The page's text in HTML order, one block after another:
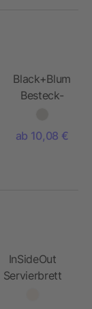
Black+Blum
Besteck-
ab 10,08 €
InSideOut
Servierbrett